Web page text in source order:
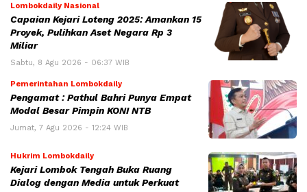
Lombokdaily Nasional
Capaian Kejari Loteng 2025: Amankan 15
Proyek, Pulihkan Aset Negara Rp 3
Miliar
Sabtu, 8 Agu 2026 - 06:37 WIB
Pemerintahan Lombokdaily
Pengamat : Pathul Bahri Punya Empat
Modal Besar Pimpin KONI NTB
Jumat, 7 Agu 2026 - 12:24 WIB
Hukrim Lombokdaily
Kejari Lombok Tengah Buka Ruang
Dialog dengan Media untuk Perkuat